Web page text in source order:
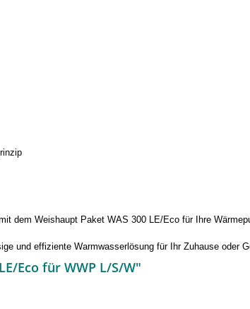
dem Weishaupt Paket WAS 300 LE/Eco für Ihre
und effiziente Warmwasserlösung für Ihr Zuhause oder
Eco für WWP L/S/W"